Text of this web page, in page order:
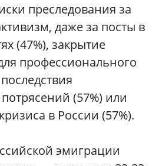
преследования за
даже за посты в
(47%), закрытие
профессионального
(57%) или
в России (57%).
эмиграции